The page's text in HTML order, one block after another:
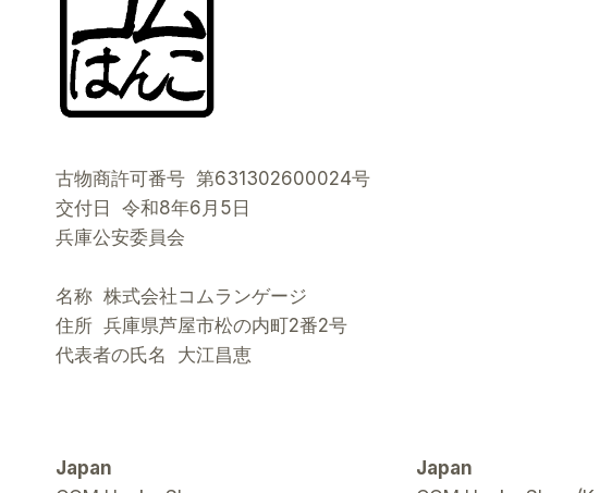
古物商許可番号 第631302600024号
交付日 令和8年6月5日
兵庫公安委員会
名称 株式会社コムランゲージ
住所 兵庫県芦屋市松の内町2番2号
代表者の氏名 大江昌恵
Japan
Japan